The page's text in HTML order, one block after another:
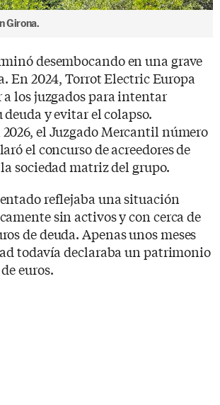
Girona.
desembocando en una grave
En 2024, Torrot Electric Europa
los juzgados para intentar
y evitar el colapso.
el Juzgado Mercantil número
el concurso de acreedores de
sociedad matriz del grupo.
reflejaba una situación
sin activos y con cerca de
de deuda. Apenas unos meses
todavía declaraba un patrimonio
euros.